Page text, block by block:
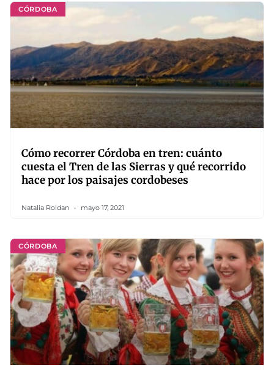
CÓRDOBA
Cómo recorrer Córdoba en tren: cuánto
cuesta el Tren de las Sierras y qué recorrido
hace por los paisajes cordobeses
Natalia Roldan mayo 17, 2021
CÓRDOBA